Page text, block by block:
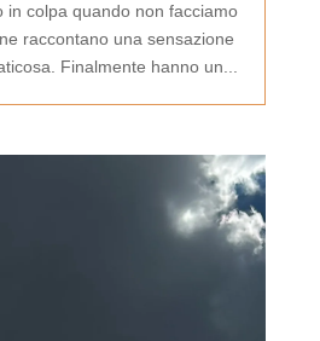
in colpa quando non facciamo
raccontano una sensazione
Finalmente hanno un...